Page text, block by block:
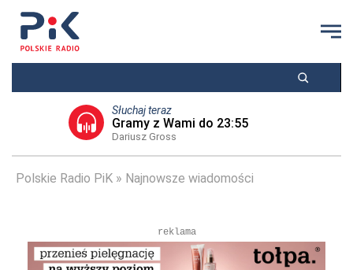
Słuchaj teraz
Gramy z Wami do 23:55
Dariusz Gross
Polskie Radio PiK Najnowsze wiadomości
reklama